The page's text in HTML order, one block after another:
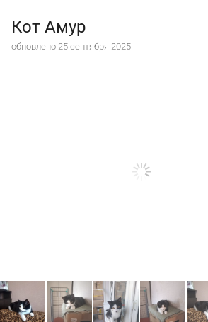
Кот Амур
обновлено 25 сентября 2025